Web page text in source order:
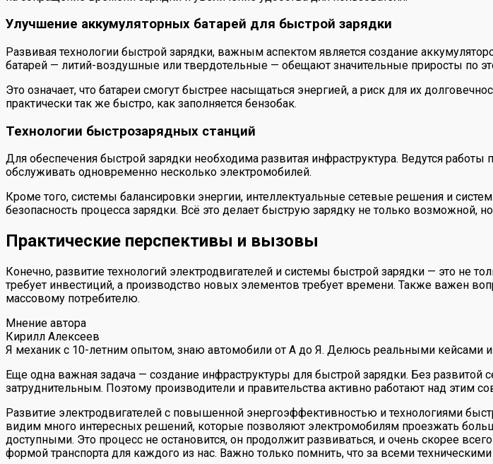
Улучшение аккумуляторных батарей для быстрой зарядки
Развивая технологии быстрой зарядки, важным аспектом является создание
батарей — литий-воздушные или твердотельные — обещают значительные приросты по
Это означает, что батареи смогут быстрее насыщаться энергией, а риск для их
практически так же быстро, как заполняется бензобак.
Технологии быстрозарядных станций
Для обеспечения быстрой зарядки необходима развитая инфраструктура. Ведутся
обслуживать одновременно несколько электромобилей.
Кроме того, системы балансировки энергии, интеллектуальные сетевые решения и
безопасность процесса зарядки. Всё это делает быструю зарядку не только возможной,
Практические перспективы и вызовы
Конечно, развитие технологий электродвигателей и системы быстрой зарядки — это не
требует инвестиций, а производство новых элементов требует времени. Также важен
массовому потребителю.
Мнение автора
Кирилл Алексеев
Я механик с 10-летним опытом, знаю автомобили от А до Я. Делюсь реальными кейсами
Еще одна важная задача — создание инфраструктуры для быстрой зарядки. Без
затруднительным. Поэтому производители и правительства активно работают над этим
Развитие электродвигателей с повышенной энергоэффективностью и технологиями
видим много интересных решений, которые позволяют электромобилям проезжать
доступными. Это процесс не остановится, он продолжит развиваться, и очень скорее
формой транспорта для каждого из нас. Важно только помнить, что за всеми